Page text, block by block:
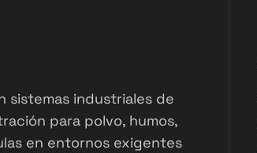
sistemas industriales de
para polvo, humos,
en entornos exigentes